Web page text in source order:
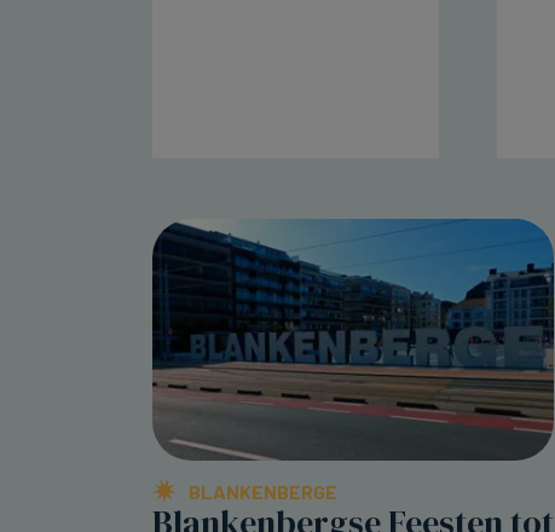
BLANKENBERGE
Blankenbergse Feesten tot